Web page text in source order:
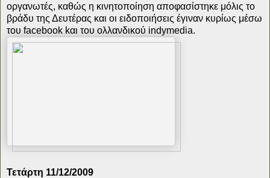
οργανωτές, καθώς η κινητοποίηση αποφασίστηκε μόλις το
βράδυ της Δευτέρας και οι ειδοποιήσεις έγιναν κυρίως μέσω
του facebook kαι του ολλανδικού indymedia.
Τετάρτη 11/12/2009